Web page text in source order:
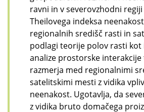
ravni in v severovzhodni
Theilovega indeksa
regionalnih središč rasti in
podlagi teorije polov rasti kot
analize prostorske interakcije
razmerja med regionalnimi
satelitskimi mesti z vidika
neenakost. Ugotavlja, da
z vidika bruto domačega